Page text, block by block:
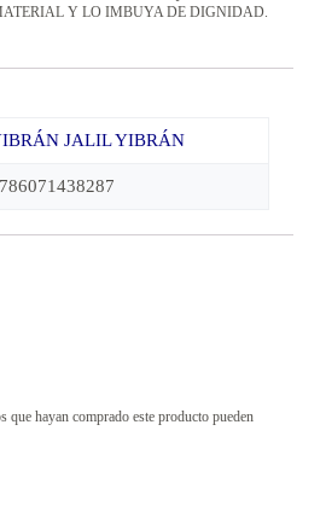
Y LO IMBUYA DE DIGNIDAD.
JALIL YIBRÁN
que hayan comprado este producto pueden